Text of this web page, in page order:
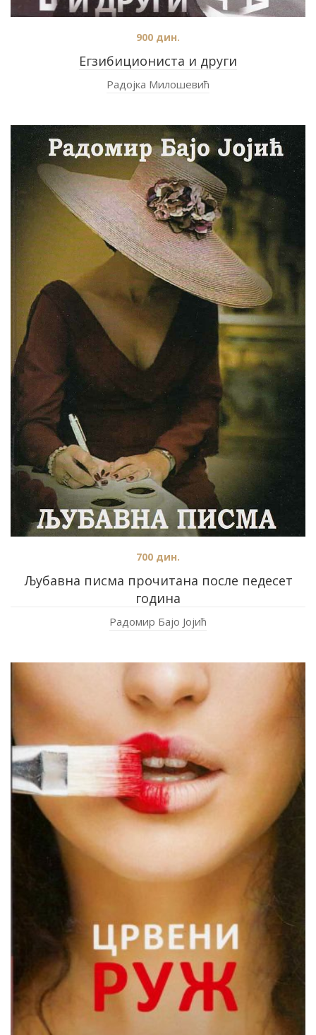
Егзибициониста и други
900 дин.
Радојка Милошевић
Љубавна писма прочитана после педесет
година
700 дин.
Радомир Бајо Јојић